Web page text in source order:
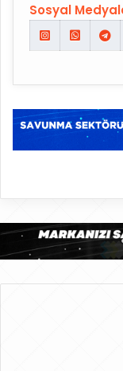
Sosyal